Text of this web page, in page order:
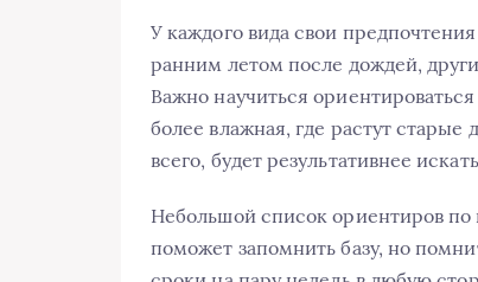
У каждого вида свои
ранним летом после дождей,
Важно научиться
более влажная, где растут старые
всего, будет результативнее
Небольшой список ориентиров
поможет запомнить базу, но